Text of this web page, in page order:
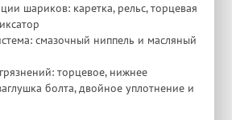
шариков: каретка, рельс, торцевая
смазочный ниппель и масляный
торцевое, нижнее
болта, двойное уплотнение и